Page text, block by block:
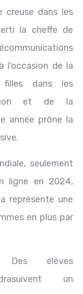
creuse dans les
la cheffe de
l’occasion de la
filles dans les
et de la
année prône la
seulement
ligne en 2024,
représente une
en plus par
Des élèves
suivent un